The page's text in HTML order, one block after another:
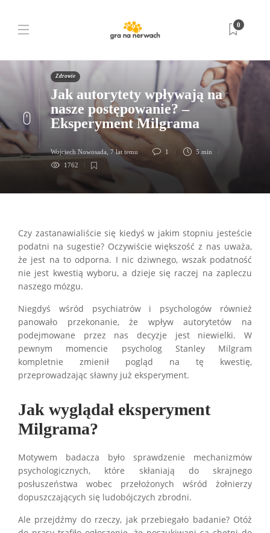
0
Zdrowie
Jak autorytety wpływają na
nasze postępowanie? –
Eksperyment Milgrama
Wojciech Nowosada 7 lat temu 1
5 min
1762
Czy zastanawialiście się kiedyś w jakim stopniu jesteście
podatni na sugestie? Oczywiście większość z nas uważa,
że jest na to odporna. I nic dziwnego, wszak podatność
nie jest kwestią wyboru, a dzieje się raczej na zapleczu
naszego mózgu.
Niegdyś wśród psychiatrów i psychologów również
panowało przekonanie, że wpływ autorytetów na
podejmowane przez nas decyzje jest niewielki. W
pewnym momencie psycholog Stanley Milgram
kompletnie zmienił pogląd na tę kwestię,
przeprowadzając sławny już eksperyment.
Jak wyglądał eksperyment
Milgrama?
Motywem badacza było sprawdzenie mechanizmów
psychologicznych, które skłaniają do skrajnego
posłuszeństwa wobec przełożonych wśród żołnierzy
dopuszczających się ludobójczych zbrodni.
Ale przejdźmy do rzeczy, jak przebiegało badanie? Otóż